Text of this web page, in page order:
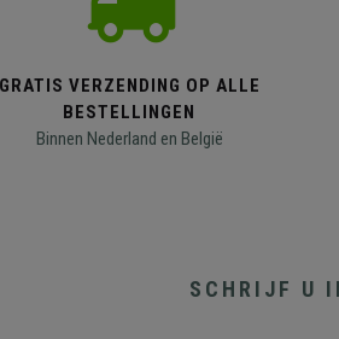
GRATIS VERZENDING OP ALLE
BESTELLINGEN
Binnen Nederland en België
SCHRIJF U